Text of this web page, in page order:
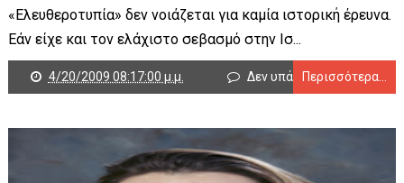
«Ελευθεροτυπία» δεν νοιάζεται για καμία ιστορική έρευνα.
Εάν είχε και τον ελάχιστο σεβασμό στην Ισ...
4/20/2009 08:17:00 μ.μ. Δεν υπάρχουν σχόλια
Περισσότερα...